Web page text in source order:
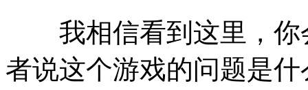
我相信看到这里，你
者说这个游戏的问题是